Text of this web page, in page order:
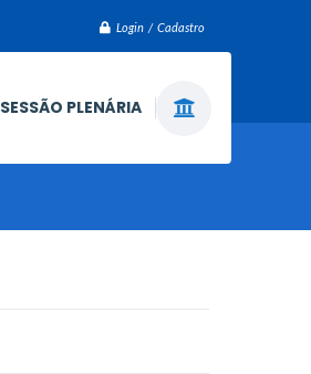
Login / Cadastro
SESSÃO PLENÁRIA